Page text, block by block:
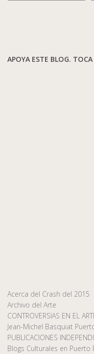
APOYA ESTE BLOG.
Acerca del Crash del 2015
Archivo del Arte
CONTROVERSIAS EN EL
Jean-Michel Basquiat
PUBLICACIONES
Blogs Culturales en Puerto